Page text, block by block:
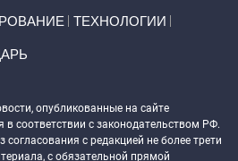
ТЕХНОЛОГИИ
опубликованные на сайте
в соответствии с законодательством РФ.
согласования с редакцией не более трети
с обязательной прямой